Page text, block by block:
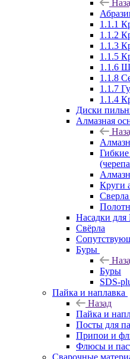
1.1.1
1.1.2
1.1.3
1.1.5
1.1.6
1.1.8
1.1.7
1.1.4
Диски
Алмазная
Круги
Насадки
Свёрла
Буры
Буры
SDS-
Пайка и наплавка
Назад
Пайка и
Посты для
Припои и
Флюсы и
Сварочные